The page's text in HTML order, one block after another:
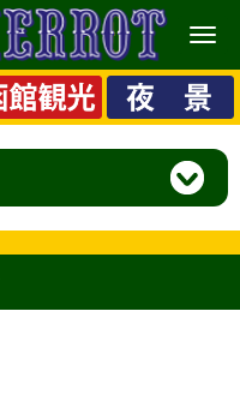
メ
ニ
ュ
ー